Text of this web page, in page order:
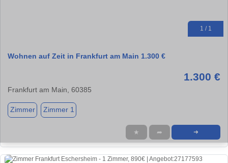
1 / 1
Wohnen auf Zeit in Frankfurt am Main 1.300 €
1.300 €
Frankfurt am Main, 60385
Zimmer Zimmer 1
★ ➦ ➜